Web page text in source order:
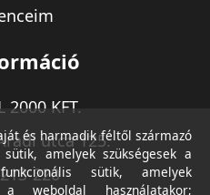
2000 KFT.
utca 125.
220
és harmadik féltől származó
amelyek szükségesek a
sütik, amelyek
a weboldal használatakor;